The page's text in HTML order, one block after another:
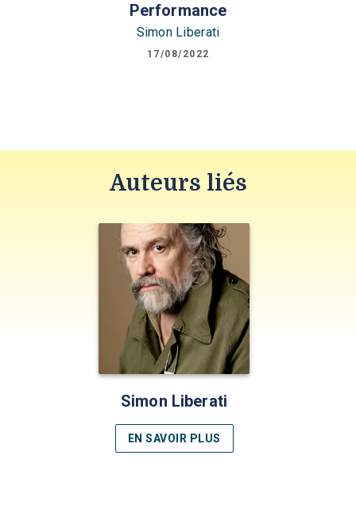
Performance
Simon Liberati
17/08/2022
Auteurs liés
Simon Liberati
EN SAVOIR PLUS